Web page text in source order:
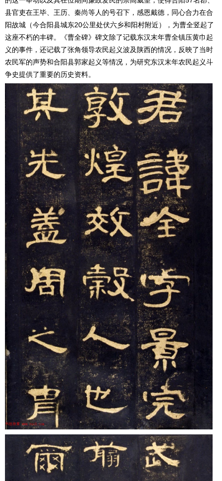
县官吏在王毕、王历、秦尚等人的号召下，感恩戴德，同心合力在合
阳故城（今合阳县城东20公里处伏六乡和阳村附近），为曹全竖起了
这座不朽的丰碑。《曹全碑》碑文除了记载东汉末年曹全镇压黄巾起
义的事件，还记载了张角领导农民起义波及陕西的情况，反映了当时
农民军的声势和合阳县郭家起义等情况，为研究东汉末年农民起义斗
争史提供了重要的历史资料。